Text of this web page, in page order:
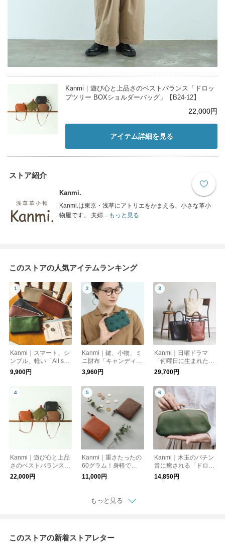
Kanmi｜遊び心と上品さのベストバランス「ドロッ
プツリー BOXショルダーバッグ」【B24-12】
22,000円
アイテム詳細を見る
ストア紹介
Kanmi.
Kanmi.は東京・浅草にアトリエをかまえる、小さな革小
物屋です。 夫婦...もっと見る
このストアの人気アイテムランキング
Kanmi｜スマート、シ
ンプル、軽い「All stor
y スリムウォレット」
【WL23-43】財布
9,900円
Kanmi｜鍵、小物、ミ
ニ財布「キャンディ
フラットポーチ
（M）」【PO21-93】
3,960円
Kanmi｜日曜ドラマ
「何曜日に生まれた
の」で登場★雨の日も
お出かけが楽しくなる
「All story トートバッ
グ」【B23-83】
29,700円
Kanmi｜遊び心と上品
さのベストバランス
「ドロップツリー BO
Xショルダーバッグ」
22,000円
Kanmi｜重さたったの
60グラム！身軽でス
マートな「ドロップツ
リー L型ショートウォ
1】財布
11,000円
Kanmi｜木玉のパチン
音に癒される「ドロッ
プツリー木玉 ロング
がま口 ウォレット」
14,850円
もっと見る
このストアの新着ストアレター